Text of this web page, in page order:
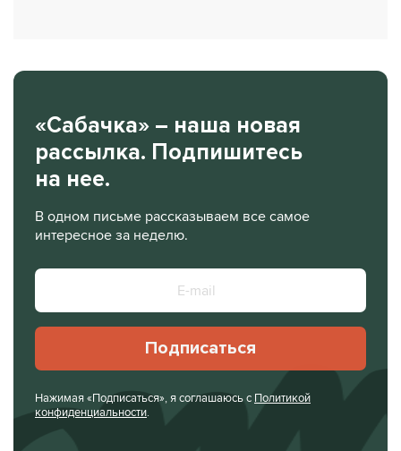
«Сабачка» – наша новая
рассылка. Подпишитесь
на нее.
В одном письме рассказываем все самое
интересное за неделю.
Подписаться
Нажимая «Подписаться», я соглашаюсь с Политикой
конфиденциальности.